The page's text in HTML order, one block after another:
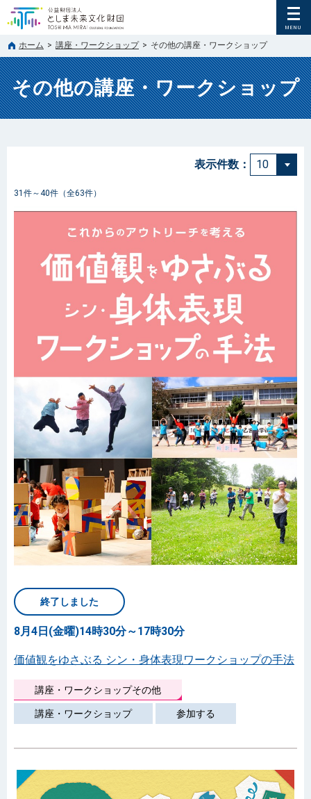
ホーム > 講座・ワークショップ > その他の講座・ワークショップ
その他の講座・ワークショップ
表示件数：
31件～40件（全63件）
終了しました
8月4日(金曜)14時30分～17時30分
価値観をゆさぶる シン・身体表現ワークショップの手法
講座・ワークショップその他
講座・ワークショップ 参加する